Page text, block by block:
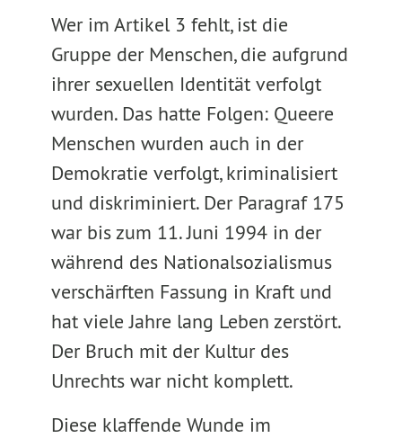
Wer im Artikel 3 fehlt, ist die
Gruppe der Menschen, die aufgrund
ihrer sexuellen Identität verfolgt
wurden. Das hatte Folgen: Queere
Menschen wurden auch in der
Demokratie verfolgt, kriminalisiert
und diskriminiert. Der Paragraf 175
war bis zum 11. Juni 1994 in der
während des Nationalsozialismus
verschärften Fassung in Kraft und
hat viele Jahre lang Leben zerstört.
Der Bruch mit der Kultur des
Unrechts war nicht komplett.
Diese klaffende Wunde im